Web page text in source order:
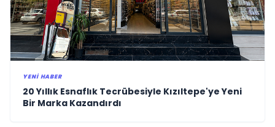
YENI HABER
20 Yıllık Esnaflık Tecrübesiyle Kızıltepe'ye Yeni
Bir Marka Kazandırdı